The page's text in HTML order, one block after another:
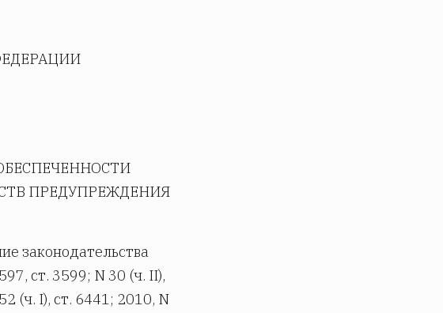
ПРЕДУПРЕЖДЕНИЯ
законодательства
ст. 3599; N 30 (ч. II),
(ч. I), ст. 6441; 2010, N